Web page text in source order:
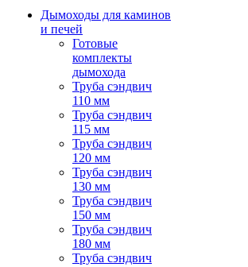
Дымоходы для каминов
и печей
Готовые
комплекты
дымохода
Труба сэндвич
110 мм
Труба сэндвич
115 мм
Труба сэндвич
120 мм
Труба сэндвич
130 мм
Труба сэндвич
150 мм
Труба сэндвич
180 мм
Труба сэндвич